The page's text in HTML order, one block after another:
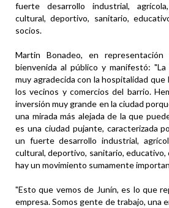
fuerte desarrollo industrial,
cultural, deportivo, sanitario,
socios.
Martin Bonadeo, en
bienvenida al público y manifestó:
muy agradecida con la hospitalidad que
los vecinos y comercios del barrio.
inversión muy grande en la ciudad
una mirada más alejada de la que
es una ciudad pujante, caracterizada
un fuerte desarrollo industrial,
cultural, deportivo, sanitario, educativo,
hay un movimiento sumamente
"Esto que vemos de Junín, es lo que
empresa. Somos gente de trabajo, una